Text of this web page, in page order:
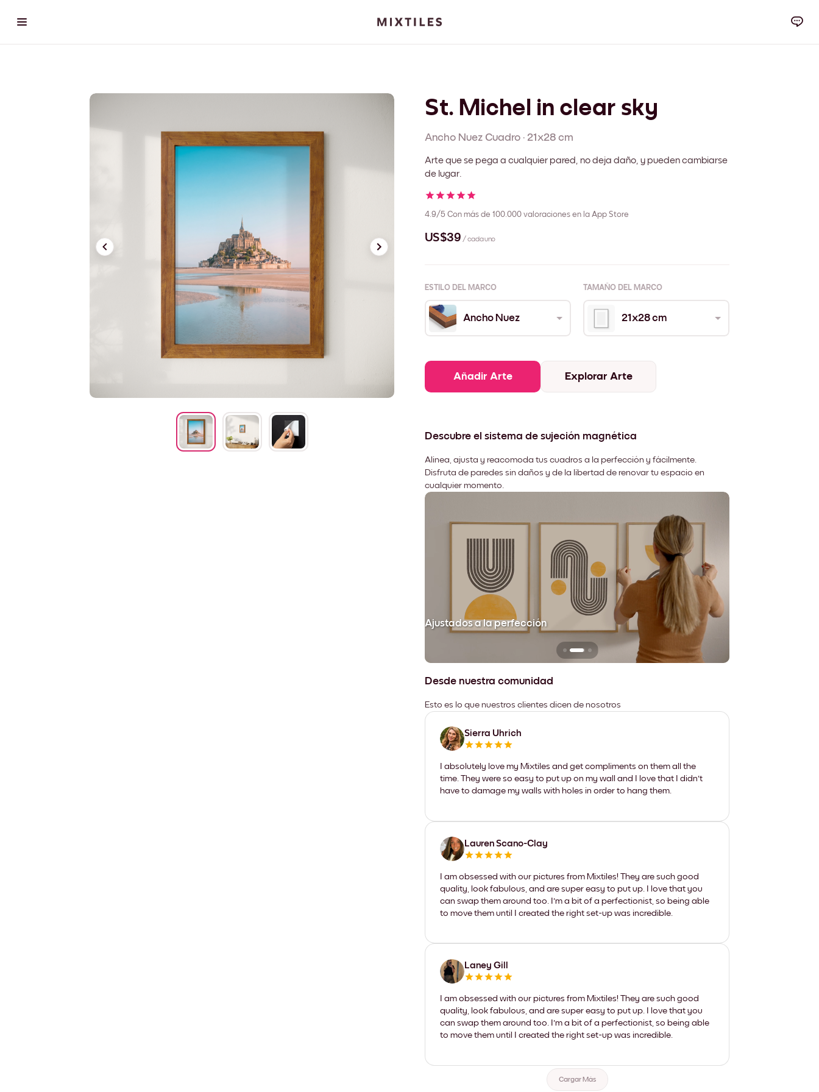
St. Michel in clear sky
Ancho Nuez Cuadro · 21x28 cm
Arte que se pega a cualquier pared, no deja daño, y pueden cambiarse
de lugar.
4.9/5 Con más de 100.000 valoraciones en la App Store
US$39 / cada uno
ESTILO DEL MARCO TAMAÑO DEL MARCO
Ancho Nuez 21x28 cm
Añadir Arte Explorar Arte
Descubre el sistema de sujeción magnética
Alinea, ajusta y reacomoda tus cuadros a la perfección y fácilmente.
Disfruta de paredes sin daños y de la libertad de renovar tu espacio en
cualquier momento.
Ajustados a la perfección
Desde nuestra comunidad
Esto es lo que nuestros clientes dicen de nosotros
Sierra Uhrich
I absolutely love my Mixtiles and get compliments on them all the
time. They were so easy to put up on my wall and I love that I didn't
have to damage my walls with holes in order to hang them.
Lauren Scano-Clay
I am obsessed with our pictures from Mixtiles! They are such good
quality, look fabulous, and are super easy to put up. I love that you
can swap them around too. I'm a bit of a perfectionist, so being able
to move them until I created the right set-up was incredible.
Laney Gill
I am obsessed with our pictures from Mixtiles! They are such good
quality, look fabulous, and are super easy to put up. I love that you
can swap them around too. I'm a bit of a perfectionist, so being able
to move them until I created the right set-up was incredible.
Cargar Más